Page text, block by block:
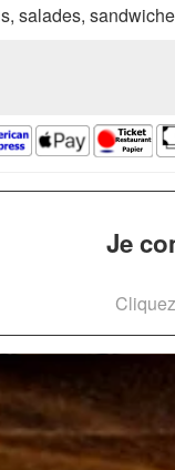
salades,
Je